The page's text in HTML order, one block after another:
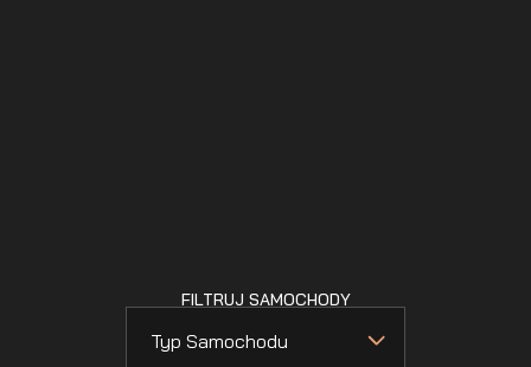
FILTRUJ SAMOCHODY
Typ Samochodu